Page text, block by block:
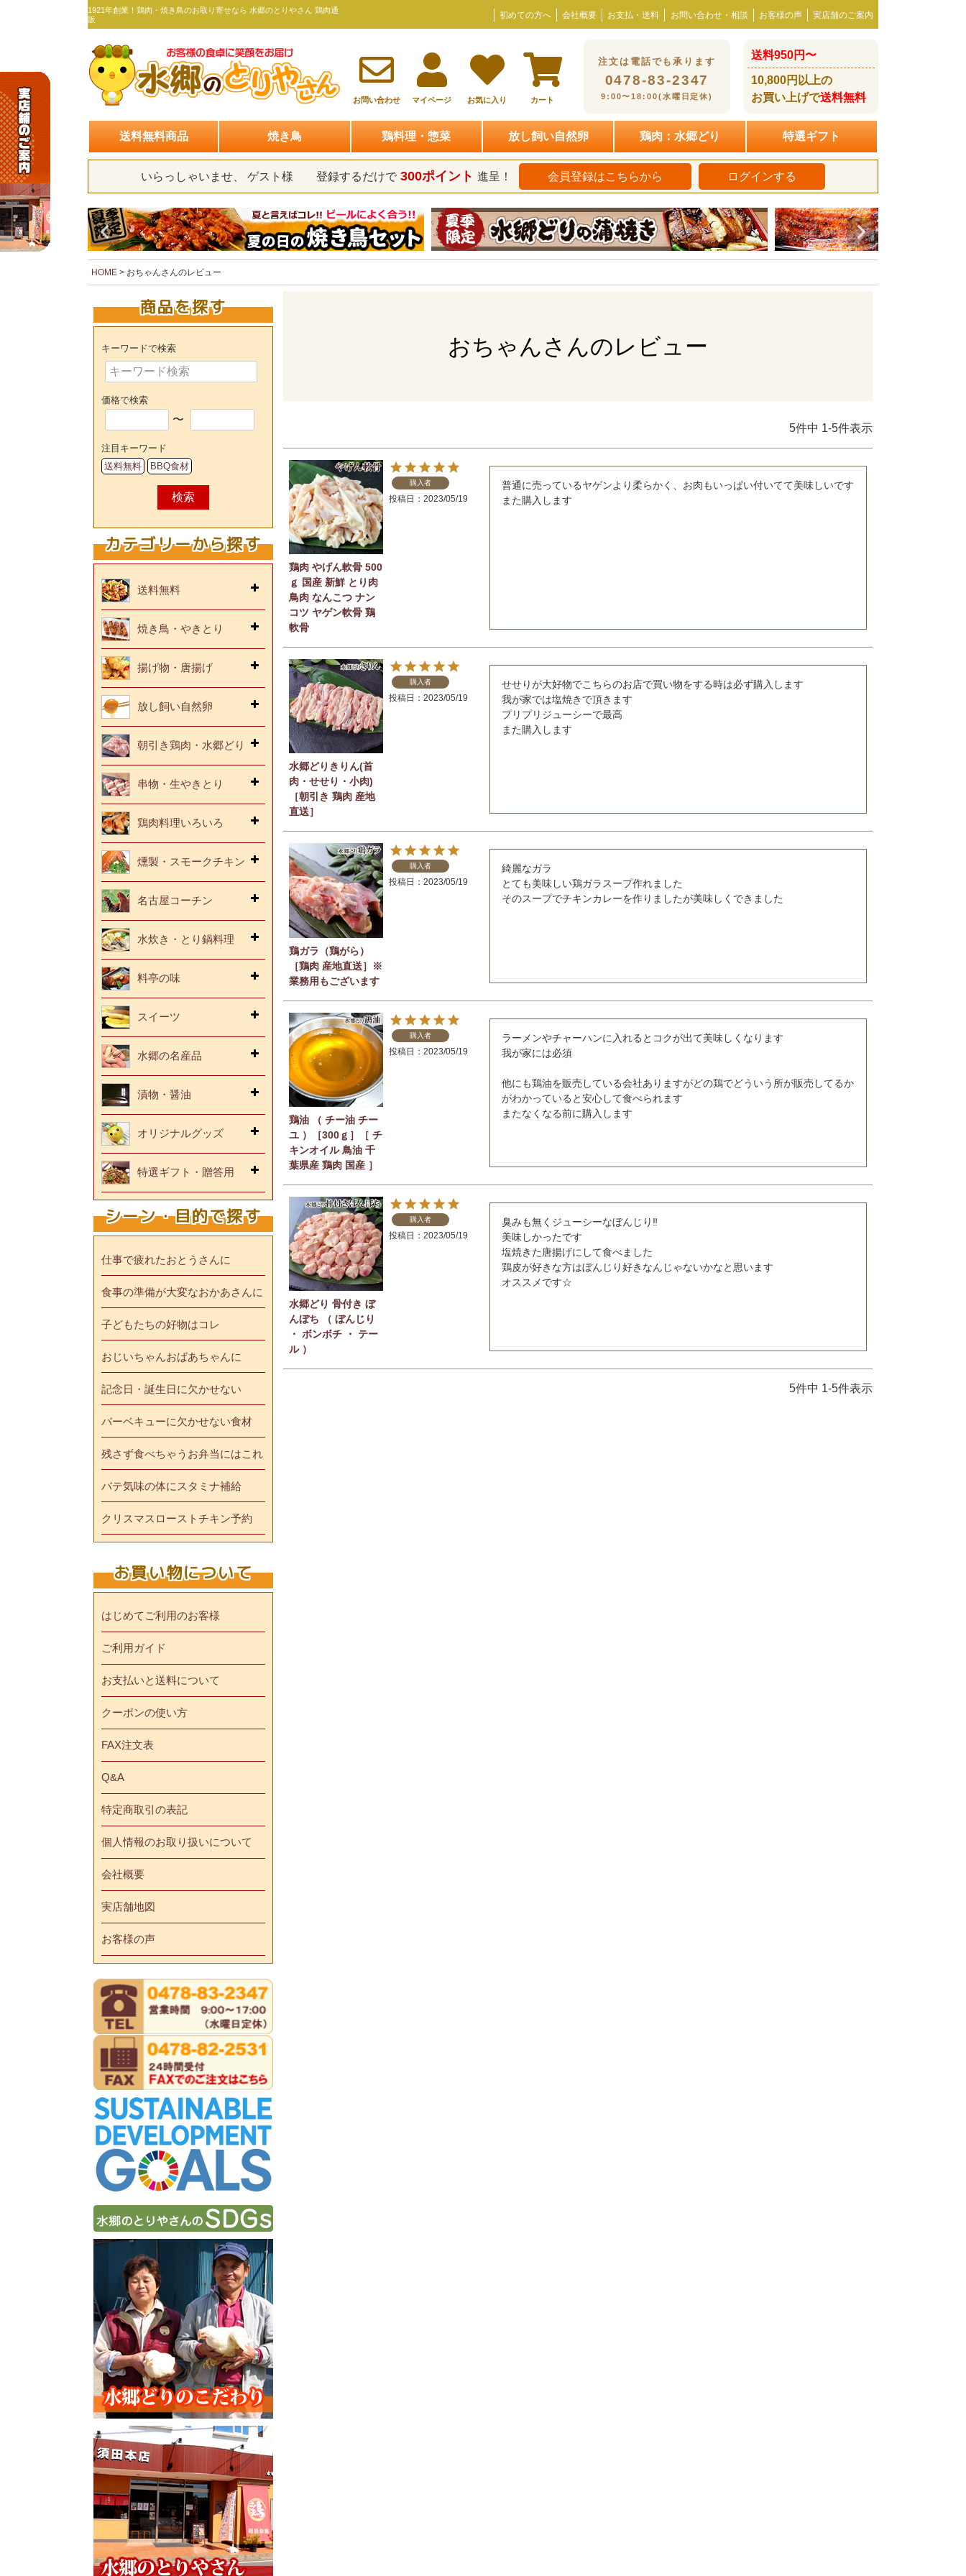
1921年創業！鶏肉・焼き鳥のお取り寄せなら 水郷のとりやさん 鶏肉通
販
初めての方へ 会社概要 お支払・送料 お問い合わせ・相談 お客様の声 実店舗のご案内
お問い合わせ マイページ お気に入り カート
注文は電話でも承ります
0478-83-2347
9:00〜18:00(水曜日定休)
送料950円〜
10,800円以上の
お買い上げで送料無料
送料無料商品 焼き鳥 鶏料理・惣菜 放し飼い自然卵 鶏肉：水郷どり 特選ギフト
いらっしゃいませ、 ゲスト様 登録するだけで 300ポイント 進呈！ 会員登録はこちらから ログインする
HOME おちゃんさんのレビュー
商品を探す
キーワードで検索
価格で検索
〜
注目キーワード
送料無料
BBQ食材
検索
カテゴリーから探す
送料無料
焼き鳥・やきとり
揚げ物・唐揚げ
放し飼い自然卵
朝引き鶏肉・水郷どり
串物・生やきとり
鶏肉料理いろいろ
燻製・スモークチキン
名古屋コーチン
水炊き・とり鍋料理
料亭の味
スイーツ
水郷の名産品
漬物・醤油
オリジナルグッズ
特選ギフト・贈答用
シーン・目的で探す
仕事で疲れたおとうさんに
食事の準備が大変なおかあさんに
子どもたちの好物はコレ
おじいちゃんおばあちゃんに
記念日・誕生日に欠かせない
バーベキューに欠かせない食材
残さず食べちゃうお弁当にはこれ
バテ気味の体にスタミナ補給
クリスマスローストチキン予約
お買い物について
はじめてご利用のお客様
ご利用ガイド
お支払いと送料について
クーポンの使い方
FAX注文表
Q&A
特定商取引の表記
個人情報のお取り扱いについて
会社概要
実店舗地図
お客様の声
おちゃんさんのレビュー
5件中 1-5件表示
鶏肉 やげん軟骨 500
ｇ 国産 新鮮 とり肉
鳥肉 なんこつ ナン
コツ ヤゲン軟骨 鶏
軟骨
購入者
投稿日 2023/05/19
普通に売っているヤゲンより柔らかく、お肉もいっぱい付いてて美味しいです
また購入します
水郷どりきりん(首
肉・せせり・小肉)
［朝引き 鶏肉 産地
直送］
購入者
投稿日 2023/05/19
せせりが大好物でこちらのお店で買い物をする時は必ず購入します
我が家では塩焼きで頂きます
プリプリジューシーで最高
また購入します
鶏ガラ（鶏がら）
［鶏肉 産地直送］※
業務用もございます
購入者
投稿日 2023/05/19
綺麗なガラ
とても美味しい鶏ガラスープ作れました
そのスープでチキンカレーを作りましたが美味しくできました
鶏油 （ チー油 チー
ユ ）［300ｇ］［ チ
キンオイル 鳥油 千
葉県産 鶏肉 国産 ］
購入者
投稿日 2023/05/19
ラーメンやチャーハンに入れるとコクが出て美味しくなります
我が家には必須
他にも鶏油を販売している会社ありますがどの鶏でどういう所が販売してるか
がわかっていると安心して食べられます
またなくなる前に購入します
水郷どり 骨付き ぼ
んぼち （ ぼんじり
・ ボンボチ ・ テー
ル ）
購入者
投稿日 2023/05/19
臭みも無くジューシーなぼんじり‼
美味しかったです
塩焼きた唐揚げにして食べました
鶏皮が好きな方はぼんじり好きなんじゃないかなと思います
オススメです☆
5件中 1-5件表示